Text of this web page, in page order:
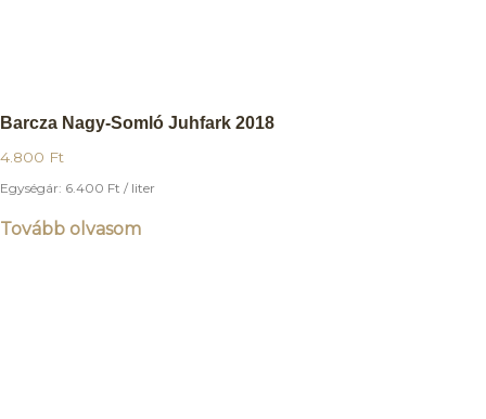
Barcza Nagy-Somló Juhfark 2018
4.800 Ft
Egységár: 6.400 Ft / liter
Tovább olvasom